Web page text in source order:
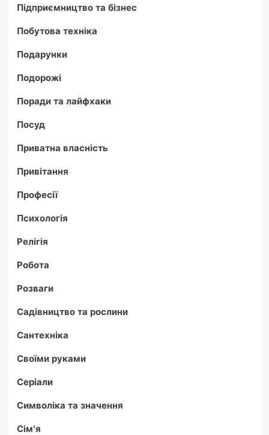
Підприємництво та бізнес
Побутова техніка
Подарунки
Подорожі
Поради та лайфхаки
Посуд
Приватна власність
Привітання
Професії
Психологія
Релігія
Робота
Розваги
Садівництво та рослини
Сантехніка
Своїми руками
Серіали
Символіка та значення
Сім'я